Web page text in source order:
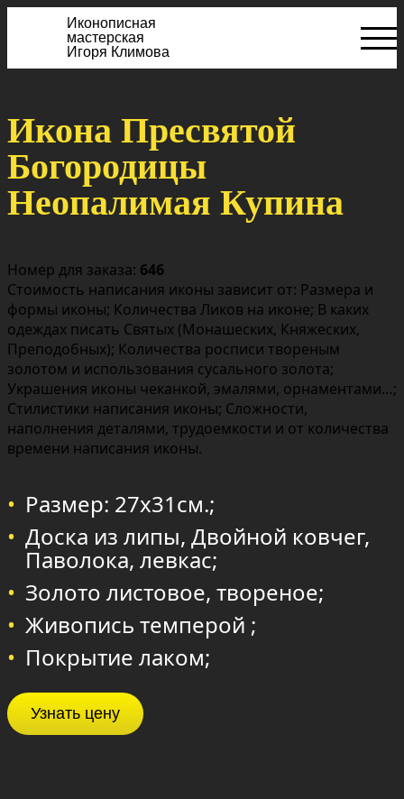
Иконописная
мастерская
Игоря Климова
Икона Пресвятой
Богородицы
Неопалимая Купина
Номер для заказа: 646
Стоимость написания иконы зависит от: Размера и
формы иконы; Количества Ликов на иконе; В каких
одеждах писать Святых (Монашеских, Княжеских,
Преподобных); Количества росписи твореным
золотом и использования сусального золота;
Украшения иконы чеканкой, эмалями, орнаментами…;
Стилистики написания иконы; Сложности,
наполнения деталями, трудоемкости и от количества
времени написания иконы.
Размер: 27х31см.;
Доска из липы, Двойной ковчег,
Паволока, левкас;
Золото листовое, твореное;
Живопись темперой ;
Покрытие лаком;
Узнать цену